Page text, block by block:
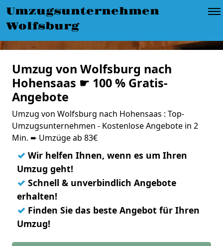
Umzugsunternehmen
Wolfsburg
Umzug von Wolfsburg nach
Hohensaas ☛ 100 % Gratis-
Angebote
Umzug von Wolfsburg nach Hohensaas : Top-
Umzugsunternehmen - Kostenlose Angebote in 2
Min. ➨ Umzüge ab 83€
✓ Wir helfen Ihnen, wenn es um Ihren
Umzug geht!
✓ Schnell & unverbindlich Angebote
erhalten!
✓ Finden Sie das beste Angebot für Ihren
Umzug!